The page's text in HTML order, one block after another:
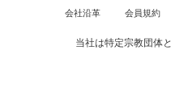
会社沿革 会員規約
当社は特定宗教団体